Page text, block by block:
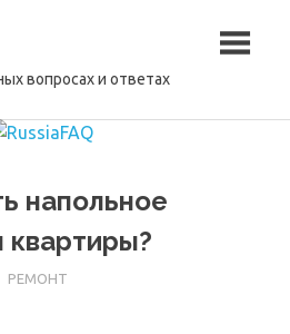
вопросах и ответах
напольное
квартиры?
РЕМОНТ